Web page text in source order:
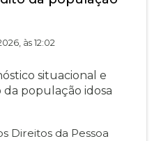
às 12:02
Direitos da Pessoa